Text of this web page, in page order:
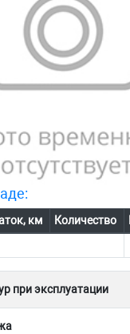
км Количество
при эксплуатации